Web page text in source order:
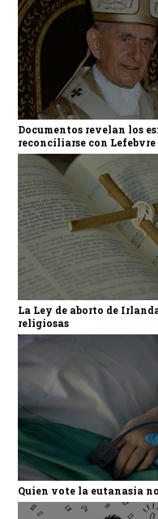
Documentos revelan los
reconciliarse con Lefebvre
La Ley de aborto de
religiosas
Quien vote la eutanasia